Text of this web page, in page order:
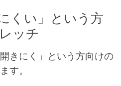
くい」という方
ッチ
きにく」という方向けの
す。